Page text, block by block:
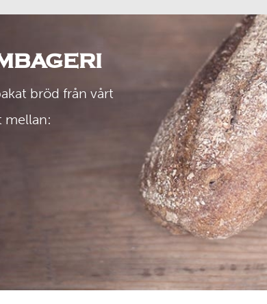
bröd från vårt
mellan: